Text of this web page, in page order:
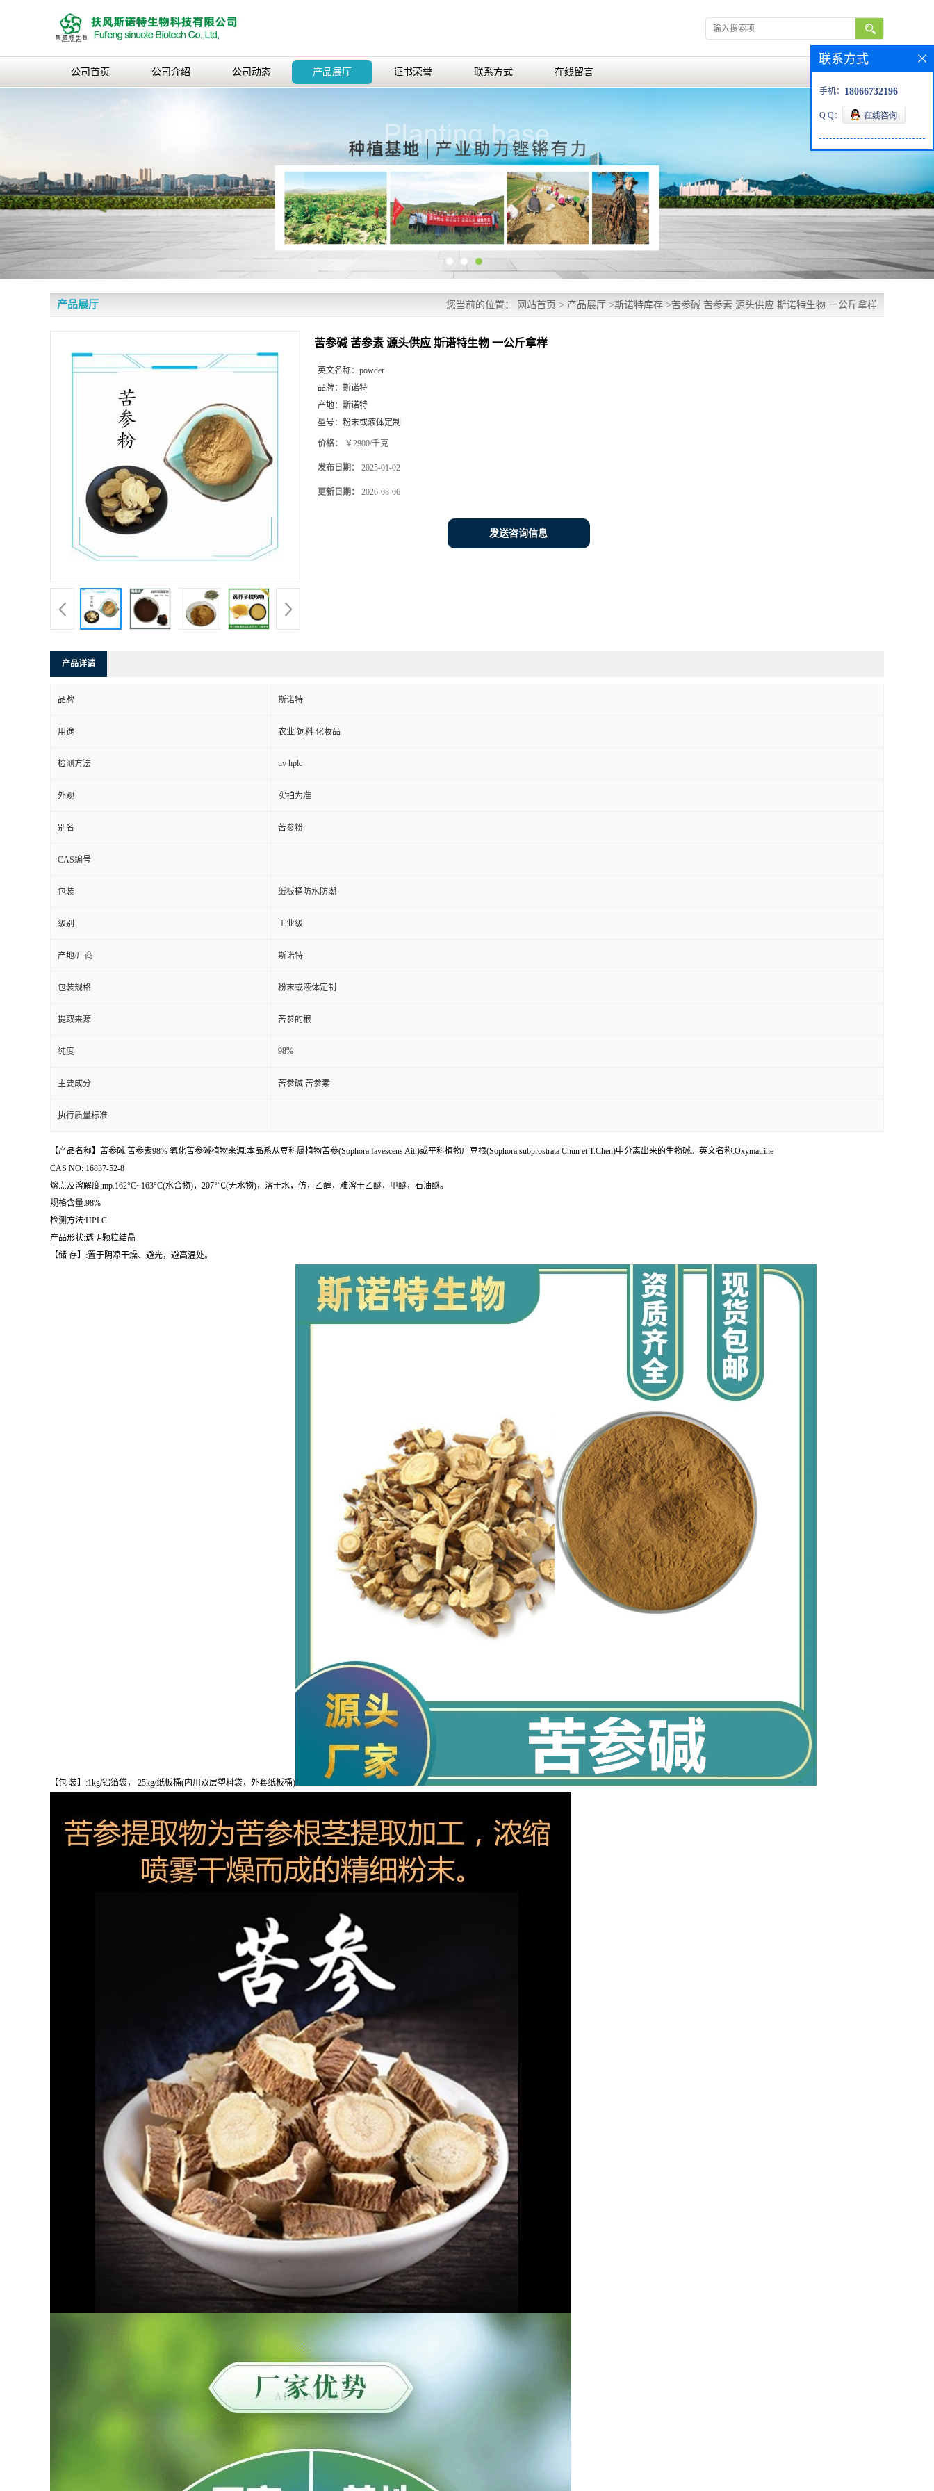
公司首页 公司介绍 公司动态 产品展厅 证书荣誉 联系方式 在线留言
产品展厅 您当前的位置： 网站首页 > 产品展厅 >斯诺特库存 >苦参碱 苦参素 源头供应 斯诺特生物 一公斤拿样
苦参碱 苦参素 源头供应 斯诺特生物 一公斤拿样
英文名称： powder
品牌： 斯诺特
产地： 斯诺特
型号： 粉末或液体定制
价格： ￥2900/千克
发布日期： 2025-01-02
更新日期： 2026-08-06
发送咨询信息
产品详请
品牌 斯诺特
用途 农业 饲料 化妆品
检测方法 uv hplc
外观 实拍为准
别名 苦参粉
CAS编号
包装 纸板桶防水防潮
级别 工业级
产地/厂商 斯诺特
包装规格 粉末或液体定制
提取来源 苦参的根
纯度 98%
主要成分 苦参碱 苦参素
执行质量标准
【产品名称】苦参碱 苦参素98% 氧化苦参碱植物来源:本品系从豆科属植物苦参(Sophora favescens Ait.)或平科植物广豆根(Sophora subprostrata Chun et T.Chen)中分离出来的生物碱。英文名称:Oxymatrine
CAS NO: 16837-52-8
熔点及溶解度:mp.162°C~163°C(水合物)，207°℃(无水物)，溶于水，仿，乙醇，难溶于乙醚，甲醚，石油醚。
规格含量:98%
检测方法:HPLC
产品形状:透明颗粒结晶
【储 存】:置于阴凉干燥、避光，避高温处。
【包 装】:1kg/铝箔袋， 25kg/纸板桶(内用双层塑料袋，外套纸板桶)
联系方式
手机： 18066732196
Q Q：